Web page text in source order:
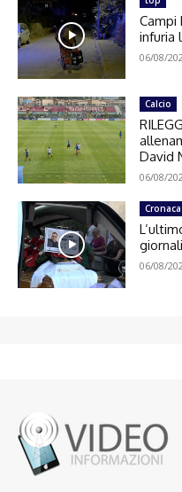
infuria
06/08/
Calcio
David
06/08/
Cronaca
06/08/